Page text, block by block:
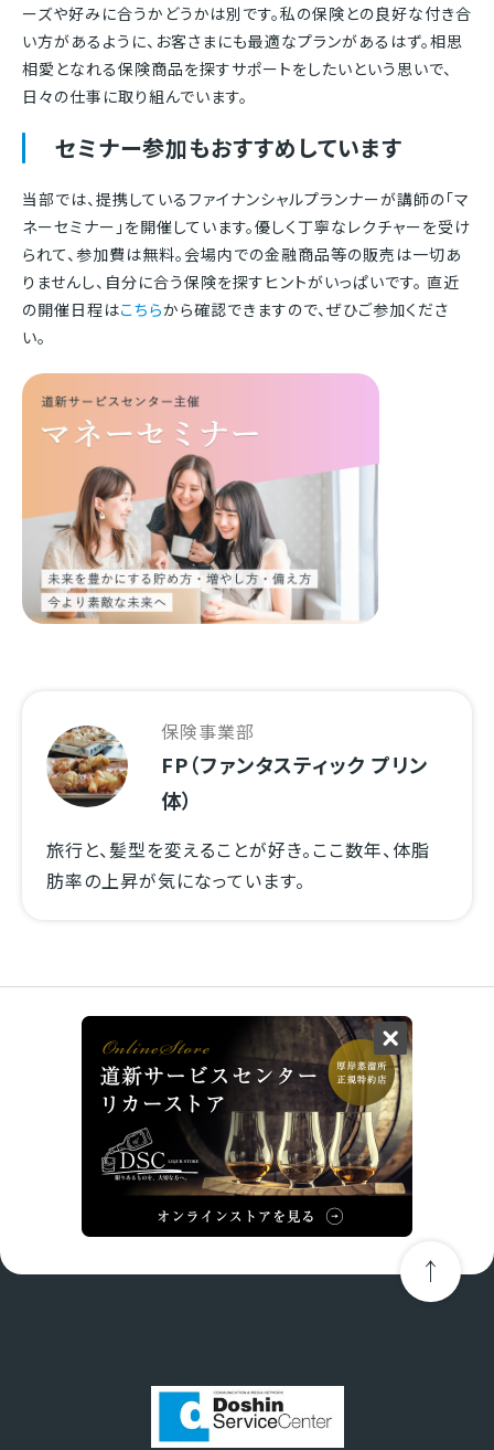
ーズや好みに合うかどうかは別です。私の保険との良好な付き合
い方があるように、お客さまにも最適なプランがあるはず。相思
相愛となれる保険商品を探すサポートをしたいという思いで、
日々の仕事に取り組んでいます。
セミナー参加もおすすめしています
当部では、提携しているファイナンシャルプランナーが講師の「マ
ネーセミナー」を開催しています。優しく丁寧なレクチャーを受け
られて、参加費は無料。会場内での金融商品等の販売は一切あ
りませんし、自分に合う保険を探すヒントがいっぱいです。 直近
の開催日程はこちらから確認できますので、ぜひご参加くださ
い。
FP（ファンタスティック プリン
体）
保険事業部
旅行と、髪型を変えることが好き。ここ数年、体脂
肪率の上昇が気になっています。
← Prev →
Next